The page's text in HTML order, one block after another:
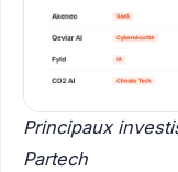
Principaux
Partech